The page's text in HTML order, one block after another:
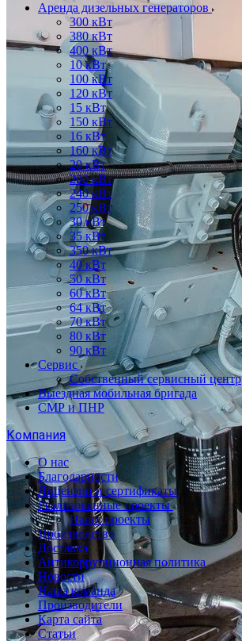
Аренда дизельных генераторов
300 кВт
380 кВт
400 кВт
10 кВт
100 кВт
120 кВт
15 кВт
150 кВт
16 кВт
160 кВт
20 кВт
200 кВт
240 кВт
250 кВт
30 кВт
35 кВт
350 кВт
40 кВт
50 кВт
60 кВт
64 кВт
70 кВт
80 кВт
90 кВт
Сервис
Собственный сервисный центр
Выездная мобильная бригада
СМР и ПНР
Компания
О нас
Благодарности
Лицензии и сертификаты
Реализованные проекты
Наши проекты
Производство
Доставка
Антикоррупционная политика
Новости
Наша команда
Производители
Карта сайта
Статьи